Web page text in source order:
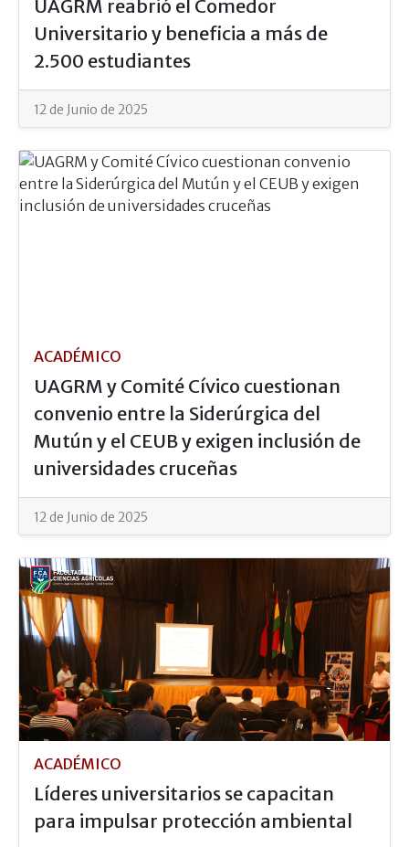
UAGRM reabrió el Comedor
Universitario y beneficia a más de
2.500 estudiantes
12 de Junio de 2025
ACADÉMICO
UAGRM y Comité Cívico cuestionan
convenio entre la Siderúrgica del
Mutún y el CEUB y exigen inclusión de
universidades cruceñas
12 de Junio de 2025
ACADÉMICO
Líderes universitarios se capacitan
para impulsar protección ambiental